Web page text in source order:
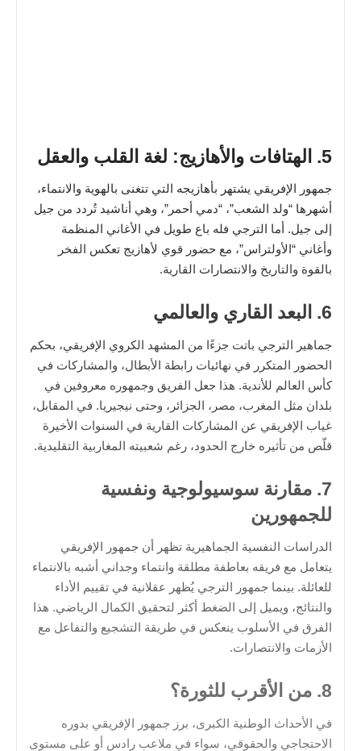
5. الهتافات والأهازيج: لغة القلب والعقل
جمهور الإفريقي يشتهر بأهازيجه التي تتغنى بالهوية والانتماء،
أشهرها “ولد الشعب”، “دمي أحمر”، وهي أناشيد تُردد من جيل
إلى جيل. أما الترجي فله باع طويل في الأغاني المنظمة
وأغاني “الأولتراس”، مع حضور قوي لأهازيج تعكس الفخر
بالقوة والتاريخ والانتصارات القارية.
6. البعد القاري والعالمي
جماهير الترجي باتت جزءًا من المشهد الكروي الإفريقي، بحكم
الحضور المتكرر في نهائيات رابطة الأبطال، والمشاركات في
كأس العالم للأندية. هذا جعل الفريق وجمهوره معروفين في
بلدان مثل المغرب، مصر، الجزائر، وحتى نيجيريا. في المقابل،
غياب الإفريقي عن المشاركات القارية في السنوات الأخيرة
قلّص من تأثيره خارج الحدود، رغم شعبيته المغاربية التقليدية.
7. مقارنة سوسيولوجية ونفسية
للجمهورين
الدراسات النفسية الجماهيرية تظهر أن جمهور الإفريقي
يتعامل مع فريقه بعاطفة مطلقة وانتماء وجداني أشبه بالانتماء
للعائلة. بينما جمهور الترجي يُظهر عقلانية في تقييم الأداء
والنتائج، ويميل إلى الضغط أكثر لتحقيق الكمال الرياضي. هذا
الفرق في الأسلوب ينعكس في طريقة التشجيع والتفاعل مع
الأزمات والانتصارات.
8. من الأقرب للثورة؟
في الأحداث الوطنية الكبرى، برز جمهور الإفريقي بدوره
الاحتجاجي والحقوقي، سواء في ملاعب رادس أو على مستوى